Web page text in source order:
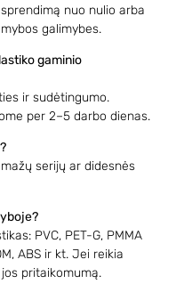
nuo nulio arba
galimybes.
gaminio
ir sudėtingumo.
per 2–5 darbo dienas.
serijų ar didesnės
PVC, PET-G, PMMA
ABS ir kt. Jei reikia
pritaikomumą.